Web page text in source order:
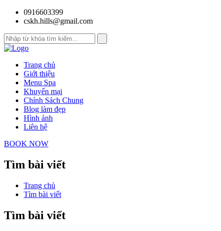
0916603399
cskh.hills@gmail.com
Trang chủ
Giới thiệu
Menu Spa
Khuyến mại
Chính Sách Chung
Blog làm đẹp
Hình ảnh
Liên hệ
BOOK NOW
Tìm bài viết
Trang chủ
Tìm bài viết
Tìm bài viết